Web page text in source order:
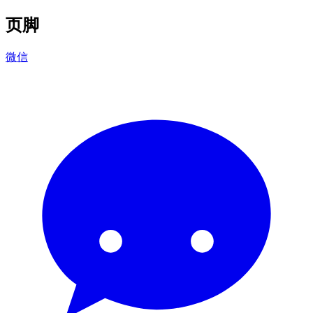
页脚
微信